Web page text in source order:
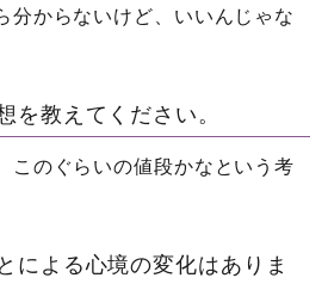
分からないけど、いいんじゃな
を教えてください。
このぐらいの値段かなという考
による心境の変化はありま